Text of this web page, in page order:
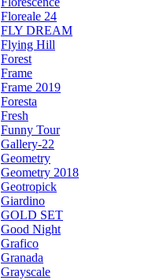
Floreale 24
FLY DREAM
Flying Hill
Forest
Frame
Frame 2019
Foresta
Fresh
Funny Tour
Gallery-22
Geometry
Geometry 2018
Geotropick
Giardino
GOLD SET
Good Night
Grafico
Granada
Grayscale